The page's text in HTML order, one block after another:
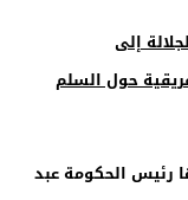
إلى
حول السلم
رئيس الحكومة عبد